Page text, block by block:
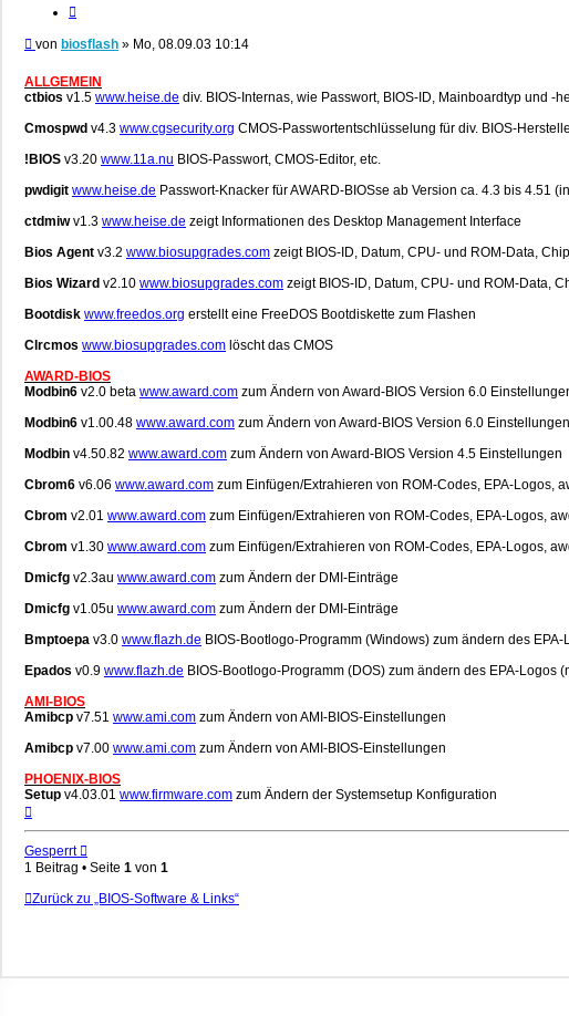
Beitrag
von biosflash » Mo, 08.09.03 10:14
ALLGEMEIN
ctbios v1.5 www.heise.de div. BIOS-Internas, wie Passwort, BIOS-ID, Mainboardtyp und -
Cmospwd v4.3 www.cgsecurity.org CMOS-Passwortentschlüsselung für div. BIOS-
!BIOS v3.20 www.11a.nu BIOS-Passwort, CMOS-Editor, etc.
pwdigit www.heise.de Passwort-Knacker für AWARD-BIOSse ab Version ca. 4.3 bis 4.51
ctdmiwv1.3 www.heise.de zeigt Informationen des Desktop Management Interface
Bios Agent v3.2 www.biosupgrades.com zeigt BIOS-ID, Datum, CPU- und ROM-Data,
Bios Wizard v2.10 www.biosupgrades.com zeigt BIOS-ID, Datum, CPU- und ROM-Data,
Bootdisk www.freedos.org erstellt eine FreeDOS Bootdiskette zum Flashen
Clrcmos www.biosupgrades.com löscht das CMOS
AWARD-BIOS
Modbin6 v2.0 beta www.award.com zum Ändern von Award-BIOS Version 6.0
Modbin6 v1.00.48 www.award.com zum Ändern von Award-BIOS Version 6.0 Einstellungen
Modbin v4.50.82 www.award.com zum Ändern von Award-BIOS Version 4.5 Einstellungen
Cbrom6 v6.06 www.award.com zum Einfügen/Extrahieren von ROM-Codes, EPA-Logos,
Cbrom v2.01 www.award.com zum Einfügen/Extrahieren von ROM-Codes, EPA-Logos,
Cbrom v1.30 www.award.com zum Einfügen/Extrahieren von ROM-Codes, EPA-Logos,
Dmicfg v2.3au www.award.com zum Ändern der DMI-Einträge
Dmicfg v1.05u www.award.com zum Ändern der DMI-Einträge
Bmptoepa v3.0 www.flazh.de BIOS-Bootlogo-Programm (Windows) zum ändern des
Epados v0.9 www.flazh.de BIOS-Bootlogo-Programm (DOS) zum ändern des EPA-Logos
AMI-BIOS
Amibcp v7.51 www.ami.com zum Ändern von AMI-BIOS-Einstellungen
Amibcp v7.00 www.ami.com zum Ändern von AMI-BIOS-Einstellungen
PHOENIX-BIOS
Setup v4.03.01 www.firmware.com zum Ändern der Systemsetup Konfiguration
oben
Gesperrt
1 Beitrag • Seite 1 von 1
Zurück zu „BIOS-Software & Links“